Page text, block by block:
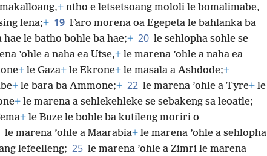
+ ntho e letsetsoang mololi le bomalimabe,
lena;+ 19 Faro morena oa Egepeta le bahlanka ba
le batho bohle ba hae;+ 20 le sehlopha sohle se
’ohle a naha ea Utse,+ le marena ’ohle a naha ea
+ le Gaza+ le Ekrone+ le masala a Ashdode;+
+ le bara ba Ammone;+ 22 le marena ’ohle a Tyre+ le
+ le marena a sehlekehleke se sebakeng sa leoatle;
+ le Buze le bohle ba kutileng moriri o
le marena ’ohle a Maarabia+ le marena ’ohle a sehlopha
lefeelleng; 25 le marena ’ohle a Zimri le marena